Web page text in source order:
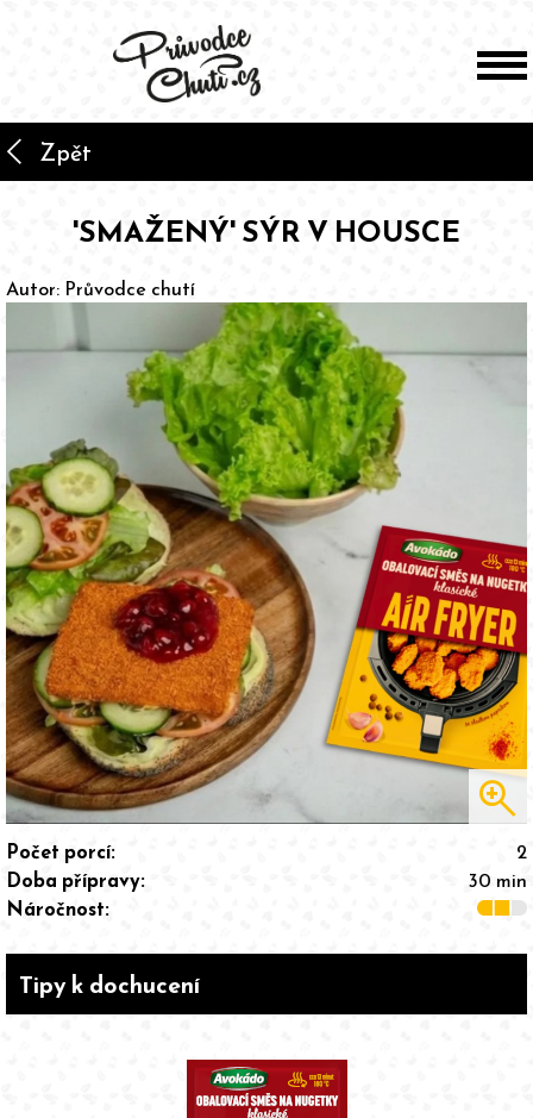
arrow_back_ios Zpět
'SMAŽENÝ' SÝR V HOUSCE
Autor: Průvodce chutí
zoom_in
Počet porcí:
2
Doba přípravy:
30 min
Náročnost:
Tipy k dochucení